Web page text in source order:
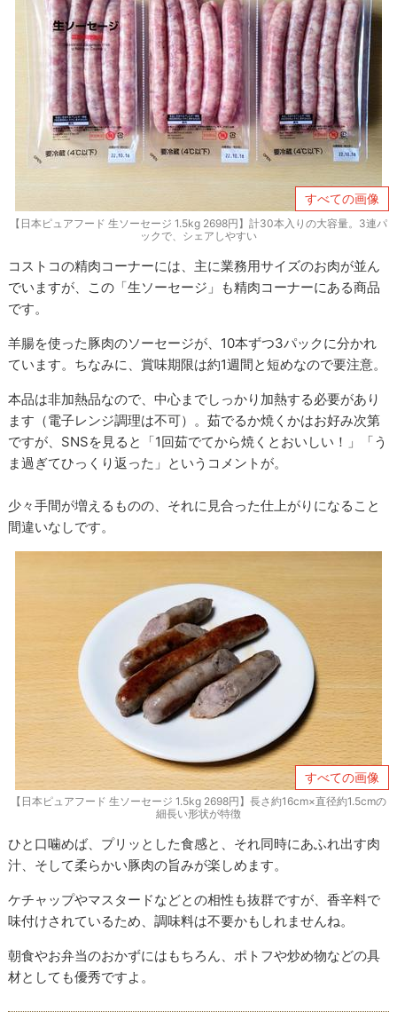
すべての画像
【日本ピュアフード 生ソーセージ 1.5kg 2698円】計30本入りの大容量。3連パ
ックで、シェアしやすい
コストコの精肉コーナーには、主に業務用サイズのお肉が並ん
でいますが、この「生ソーセージ」も精肉コーナーにある商品
です。
羊腸を使った豚肉のソーセージが、10本ずつ3パックに分かれ
ています。ちなみに、賞味期限は約1週間と短めなので要注意。
本品は非加熱品なので、中心までしっかり加熱する必要があり
ます（電子レンジ調理は不可）。茹でるか焼くかはお好み次第
ですが、SNSを見ると「1回茹でてから焼くとおいしい！」「う
ま過ぎてひっくり返った」というコメントが。
少々手間が増えるものの、それに見合った仕上がりになること
間違いなしです。
すべての画像
【日本ピュアフード 生ソーセージ 1.5kg 2698円】長さ約16cm×直径約1.5cmの
細長い形状が特徴
ひと口噛めば、プリッとした食感と、それ同時にあふれ出す肉
汁、そして柔らかい豚肉の旨みが楽しめます。
ケチャップやマスタードなどとの相性も抜群ですが、香辛料で
味付けされているため、調味料は不要かもしれませんね。
朝食やお弁当のおかずにはもちろん、ポトフや炒め物などの具
材としても優秀ですよ。